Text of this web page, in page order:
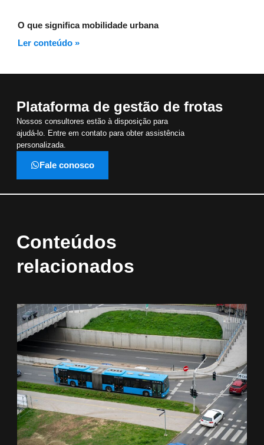
O que significa mobilidade urbana
Ler conteúdo »
Plataforma de gestão de frotas
Nossos consultores estão à disposição para
ajudá-lo. Entre em contato para obter assistência
personalizada.
Fale conosco
Conteúdos
relacionados